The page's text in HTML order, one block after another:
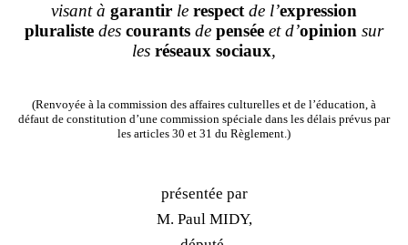
visant à garantir le respectde l’expression
pluraliste des courants de pensée et d’opinion sur
les réseaux sociaux,
(Renvoyée à la commission des affaires culturelles et de l’éducation, à
défaut de constitution d’une commission spéciale dans les délais prévus par
les articles 30 et 31 du Règlement.)
présentée par
M. Paul MIDY,